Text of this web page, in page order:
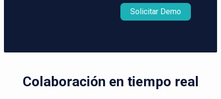
Solicitar Demo
Colaboración en tiempo real